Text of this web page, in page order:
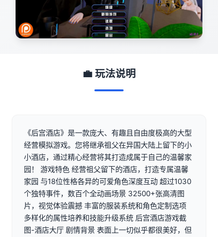
💼 玩法说明
《后宫酒店》是一款庞大、有趣且自由度极高的大型
经营模拟游戏。您将继承祖父在异国大陆上留下的小
小酒店，通过精心经营将其打造成属于自己的温馨家
园！ 游戏特色 经营祖父留下的酒店，打造专属温馨
家园 与18位性格各异的可爱角色深度互动 超过1030
个独特事件，数百个全动画场景 32500+张高清图
片，视觉体验震撼 丰富的服装系统和角色定制选项
多样化的属性培养和技能升级系统 后宫酒店游戏截
图-酒店大厅 剧情背景 表面上一切似乎都很美好，但